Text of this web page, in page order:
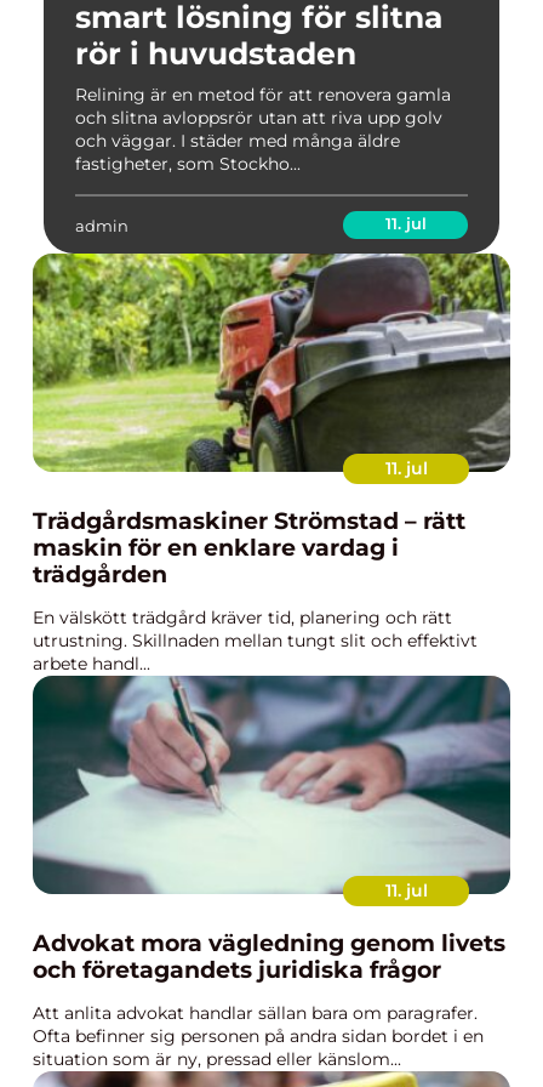
smart lösning för slitna
rör i huvudstaden
Relining är en metod för att renovera gamla
och slitna avloppsrör utan att riva upp golv
och väggar. I städer med många äldre
fastigheter, som Stockho...
admin 11. jul
11. jul
Trädgårdsmaskiner Strömstad – rätt
maskin för en enklare vardag i
trädgården
En välskött trädgård kräver tid, planering och rätt
utrustning. Skillnaden mellan tungt slit och effektivt
arbete handl...
11. jul
Advokat mora vägledning genom livets
och företagandets juridiska frågor
Att anlita advokat handlar sällan bara om paragrafer.
Ofta befinner sig personen på andra sidan bordet i en
situation som är ny, pressad eller känslom...